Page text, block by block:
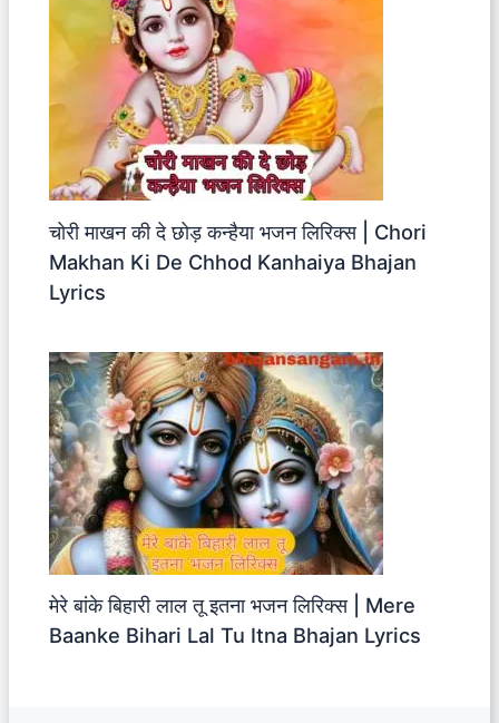
चोरी माखन की दे छोड़ कन्हैया भजन लिरिक्स | Chori
Makhan Ki De Chhod Kanhaiya Bhajan
Lyrics
मेरे बांके बिहारी लाल तू इतना भजन लिरिक्स | Mere
Baanke Bihari Lal Tu Itna Bhajan Lyrics